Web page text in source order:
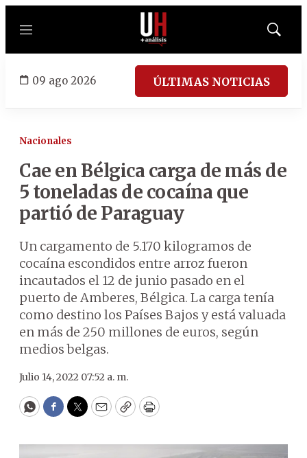
Menú
Mostrar
09 ago 2026 ÚLTIMAS NOTICIAS
Nacionales
Cae en Bélgica carga de más de
5 toneladas de cocaína que
partió de Paraguay
Un cargamento de 5.170 kilogramos de
cocaína escondidos entre arroz fueron
incautados el 12 de junio pasado en el
puerto de Amberes, Bélgica. La carga tenía
como destino los Países Bajos y está valuada
en más de 250 millones de euros, según
medios belgas.
Julio 14, 2022 07:52 a. m.
WhatsApp
Facebook
Twitter
EmailCopyPrint